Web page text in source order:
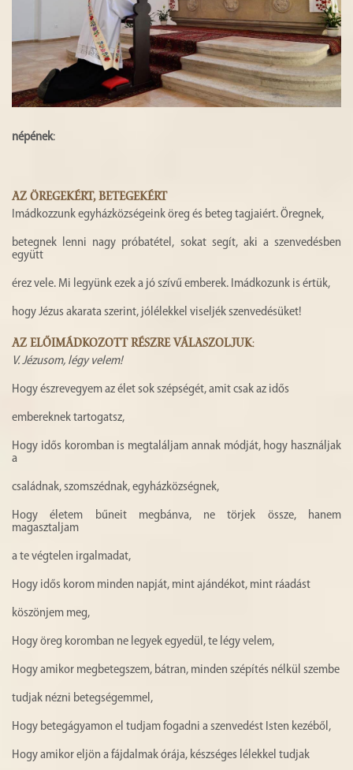
népének:
AZ ÖREGEKÉRT, BETEGEKÉRT
Imádkozzunk egyházközségeink öreg és beteg tagjaiért. Öregnek,
betegnek lenni nagy próbatétel, sokat segít, aki a szenvedésben
együtt
érez vele. Mi legyünk ezek a jó szívű emberek. Imádkozunk is értük,
hogy Jézus akarata szerint, jólélekkel viseljék szenvedésüket!
AZ ELŐIMÁDKOZOTT RÉSZRE VÁLASZOLJUK:
V.Jézusom, légy velem!
Hogy észrevegyem az élet sok szépségét, amit csak az idős
embereknek tartogatsz,
Hogy idős koromban is megtaláljam annak módját, hogy használjak
a
családnak, szomszédnak, egyházközségnek,
Hogy életem bűneit megbánva, ne törjek össze, hanem
magasztaljam
a te végtelen irgalmadat,
Hogy idős korom minden napját, mint ajándékot, mint ráadást
köszönjem meg,
Hogy öreg koromban ne legyek egyedül, te légy velem,
Hogy amikor megbetegszem, bátran, minden szépítés nélkül szembe
tudjak nézni betegségemmel,
Hogy betegágyamon el tudjam fogadni a szenvedést Isten kezéből,
Hogy amikor eljön a fájdalmak órája, készséges lélekkel tudjak